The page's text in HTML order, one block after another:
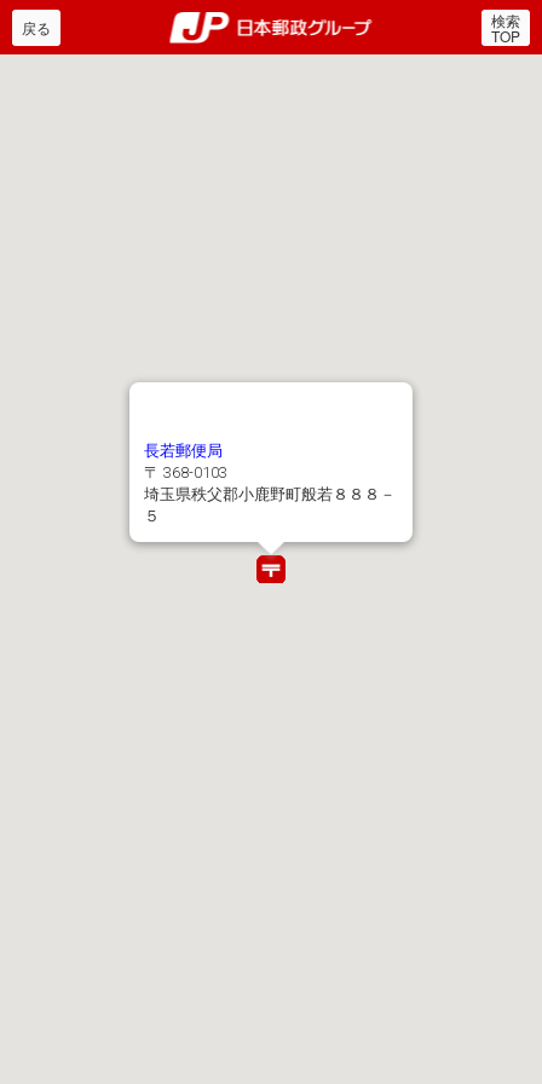
郵便局・日本郵政グルー
戻る 検索
TOP
長若郵便局
〒 368-0103
埼玉県秩父郡小鹿野町般若８８８－
５